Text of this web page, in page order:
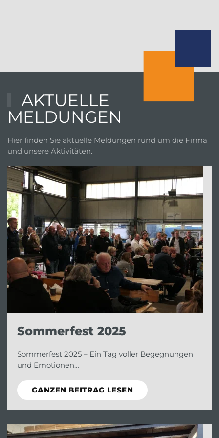
AKTUELLE
MELDUNGEN
Hier finden Sie aktuelle Meldungen rund um die Firma
und unsere Aktivitäten.
Sommerfest 2025
Sommerfest 2025 – Ein Tag voller Begegnungen
und Emotionen…
GANZEN BEITRAG LESEN